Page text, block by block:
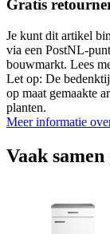
Gratis
Je kunt dit artikel
via een PostNL-
bouwmarkt. Lees
Let op: De
op maat gemaakte
planten.
Meer informatie
Vaak